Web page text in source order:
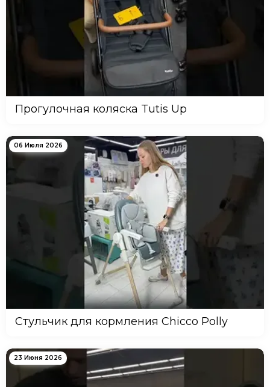
Прогулочная коляска Tutis Up
06 Июля 2026
Стульчик для кормления Chicco Polly
23 Июня 2026